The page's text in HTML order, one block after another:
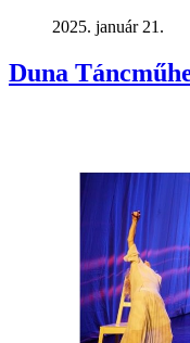
2025. január 21.
Duna